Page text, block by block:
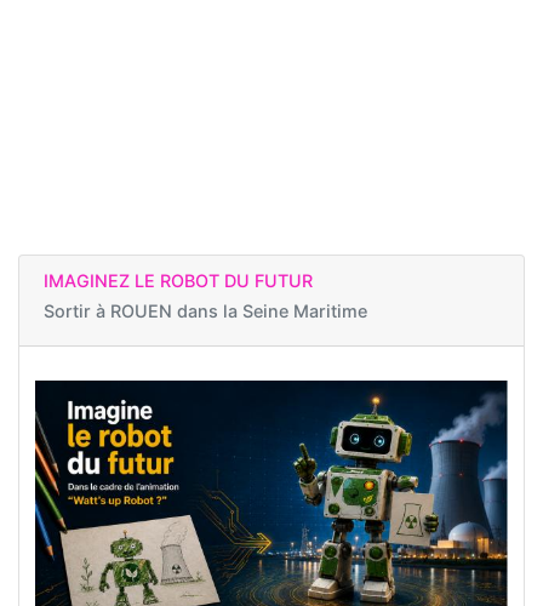
IMAGINEZ LE ROBOT DU FUTUR
Sortir à ROUEN dans la Seine Maritime